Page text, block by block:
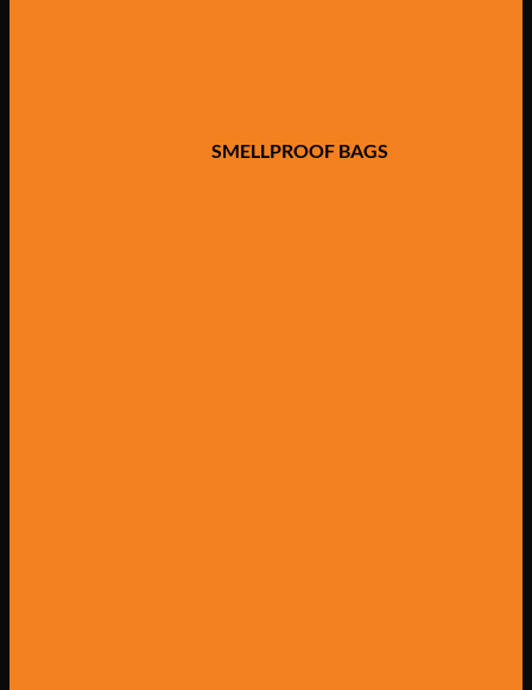
SMELLPROOF BAGS